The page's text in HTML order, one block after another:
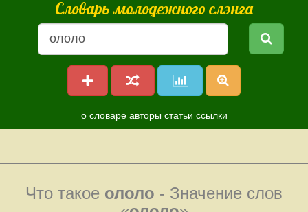
Словарь молодежного слэнга
о словаре авторы статьи ссылки
Что такое ололо - Значение слов